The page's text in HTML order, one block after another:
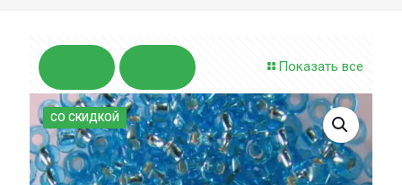
Показать все
СО СКИДКОЙ